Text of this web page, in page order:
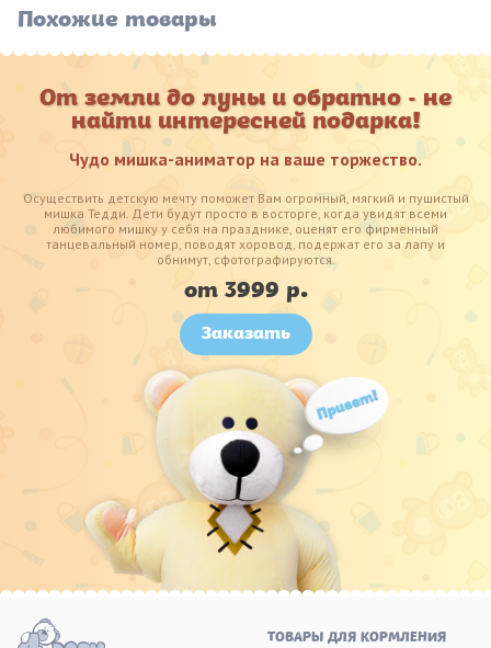
Похожие товары
От земли до луны и обратно - не
найти интересней подарка!
Чудо мишка-аниматор на ваше торжество.
Осуществить детскую мечту поможет Вам огромный, мягкий и пушистый
мишка Тедди. Дети будут просто в восторге, когда увидят всеми
любимого мишку у себя на празднике, оценят его фирменный
танцевальный номер, поводят хоровод, подержат его за лапу и
обнимут, сфотографируются.
от 3999 р.
Заказать
ТОВАРЫ ДЛЯ КОРМЛЕНИЯ